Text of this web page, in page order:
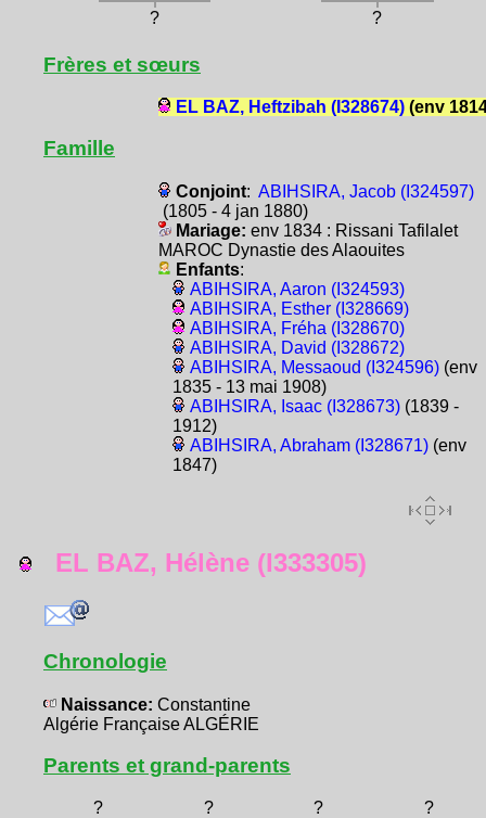
? ?
Frères et sœurs
EL BAZ, Heftzibah (I328674)(env
Famille
Conjoint: ABIHSIRA, Jacob (I324597)
(1805 - 4 jan 1880)
Mariage: env 1834 : Rissani Tafilalet
MAROC Dynastie des Alaouites
Enfants:
ABIHSIRA, Aaron (I324593)
ABIHSIRA, Esther (I328669)
ABIHSIRA, Fréha (I328670)
ABIHSIRA, David (I328672)
ABIHSIRA, Messaoud (I324596)(env
1835 - 13 mai 1908)
ABIHSIRA, Isaac (I328673)(1839 -
1912)
ABIHSIRA, Abraham (I328671)(env
1847)
EL BAZ, Hélène (I333305)
Chronologie
Naissance: Constantine
Algérie Française ALGÉRIE
Parents et grand-parents
? ? ?
?